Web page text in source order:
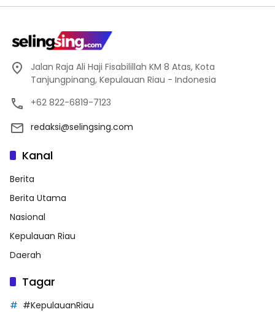
Jalan Raja Ali Haji Fisabilillah KM 8 Atas, Kota
Tanjungpinang, Kepulauan Riau - Indonesia
+62 822-6819-7123
redaksi@selingsing.com
Kanal
Berita
Berita Utama
Nasional
Kepulauan Riau
Daerah
Tagar
#KepulauanRiau